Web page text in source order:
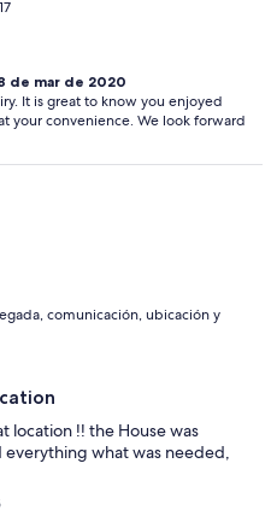
de mar de 2020
It is great to know you enjoyed
your convenience. We look forward
comunicación, ubicación y
location !! the House was
what was needed,